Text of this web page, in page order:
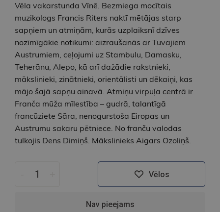
Vēla vakarstunda Vīnē. Bezmiega mocītais
muzikologs Francis Riters naktī mētājas starp
sapņiem un atmiņām, kurās uzplaiksnī dzīves
nozīmīgākie notikumi: aizraušanās ar Tuvajiem
Austrumiem, ceļojumi uz Stambulu, Damasku,
Teherānu, Alepo, kā arī dažādie rakstnieki,
mākslinieki, zinātnieki, orientālisti un dēkaiņi, kas
mājo šajā sapņu ainavā. Atmiņu virpuļa centrā ir
Franča mūža mīlestība – gudrā, talantīgā
francūziete Sāra, nenogurstoša Eiropas un
Austrumu sakaru pētniece. No franču valodas
tulkojis Dens Dimiņš. Mākslinieks Aigars Ozoliņš.
Vēlos
Nav pieejams